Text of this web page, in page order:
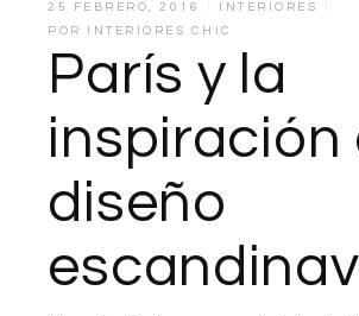
25 FEBRERO, 2016
INTERIORES
POR
INTERIORES CHIC
París y la
inspiración
diseño